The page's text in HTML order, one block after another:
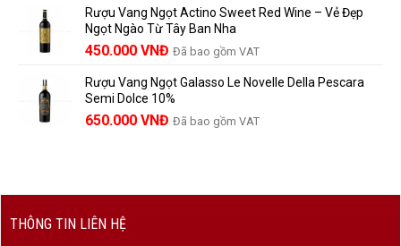
là:
1.529.000 VNĐ.
tại
là:
1.390.000 VNĐ.
Rượu Vang Ngọt Actino Sweet Red Wine – Vẻ Đẹp
Ngọt Ngào Từ Tây Ban Nha
450.000 VNĐ Đã bao gồm VAT
Rượu Vang Ngọt Galasso Le Novelle Della Pescara
Semi Dolce 10%
650.000 VNĐ Đã bao gồm VAT
THÔNG TIN LIÊN HỆ